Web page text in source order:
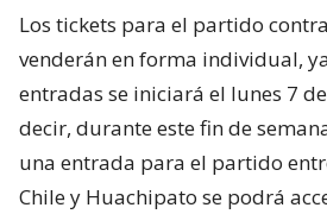
Los tickets para el partido
venderán en forma individual,
entradas se iniciará el lunes 7
decir, durante este fin de
una entrada para el partido
Chile y Huachipato se podrá